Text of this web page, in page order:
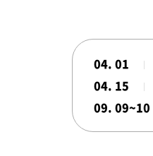
04. 01
04. 15
09. 09~10